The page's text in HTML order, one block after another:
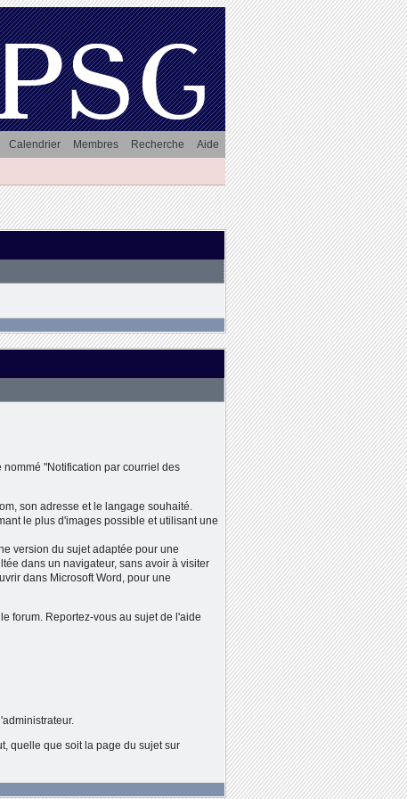
Aide
Recherche
Membres
Calendrier
"Notification par courriel des
son adresse et le langage souhaité.
le plus d'images possible et utilisant une
version du sujet adaptée pour une
dans un navigateur, sans avoir à visiter
dans Microsoft Word, pour une
forum. Reportez-vous au sujet de l'aide
quelle que soit la page du sujet sur